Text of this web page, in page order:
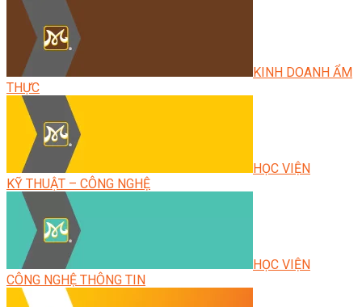
KINH DOANH ẨM
THỰC
HỌC VIỆN
KỸ THUẬT – CÔNG NGHỆ
HỌC VIỆN
CÔNG NGHỆ THÔNG TIN